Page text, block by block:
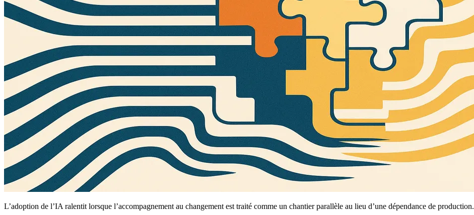
L’adoption de l’IA ralentit lorsque l’accompagnement au changement est traité comme un chantier parallèle au lieu d’une dépendance de production.